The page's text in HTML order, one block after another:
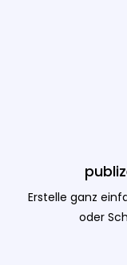
Erstelle ganz
oder